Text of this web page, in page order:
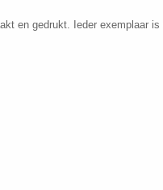
en gedrukt. Ieder exemplaar